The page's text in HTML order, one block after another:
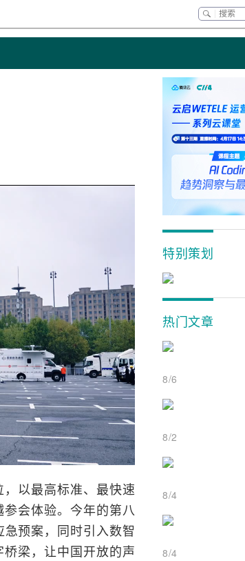
以最高标准、最快速
会体验。今年的第八
急预案，同时引入数智
梁，让中国开放的声
特别策划
热门文章
8/6
8/2
8/4
8/4